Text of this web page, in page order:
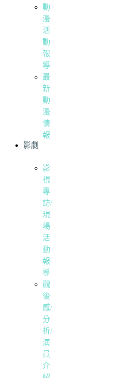
動
漫
活
動
報
導
最
新
動
漫
情
報
影劇
影
視
專
訪/
現
場
活
動
報
導
觀
後
感/
分
析/
演
員
介